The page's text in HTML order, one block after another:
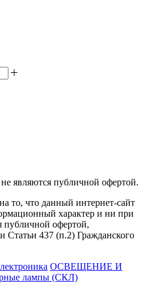
являются публичной офертой.
то, что данный интернет-сайт
характер и ни при
публичной офертой,
Статьи 437 (п.2) Гражданского
ОСВЕЩЕНИЕ И
лампы (СКЛ)